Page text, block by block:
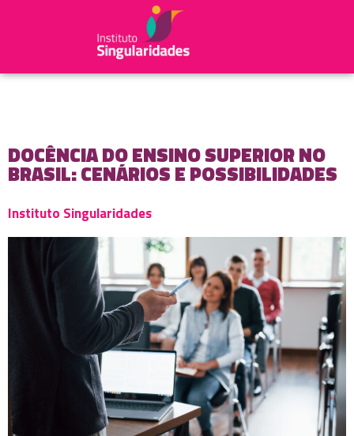
DOCÊNCIA DO ENSINO SUPERIOR NO
BRASIL: CENÁRIOS E POSSIBILIDADES
Instituto Singularidades